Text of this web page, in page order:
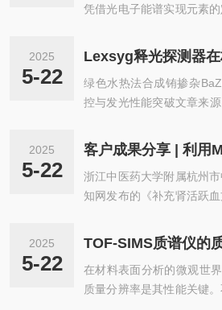
纳米精度的晶体特性。当
有挑战性，需要应用掠入
者。其高载流子迁移率和与
凭借光电子能谱实现元素的
子的原理。当一束特定能
面时，样品中的原子或分
态电子激发为光电子逸出
电子结构，其内层电子结
过程中，首先通过高精度的
能进行筛选与分辨。因为
2025
5-22
绿色水热法合成铕掺杂
控与发光性能突破文章来
牙联合团队在《
成果，通过环保水热法成
rO3:Eu³⁺)纳米颗粒。该研
SL系统精确解析材料热释
艺1)采用水热法(20...
2025
5-22
浙江中医药大学附属杭州
知网发布的《补充肾活跃血
补充肾活跃血方对去势骨
的影响。实验中应用了布
重建了小鼠的骨组织形态
松是绝经女性的常见隐匿
2025
5-22
在材料表面分析的微观世
质量分辨率是其性能关键